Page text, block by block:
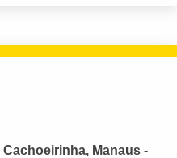
Manaus -